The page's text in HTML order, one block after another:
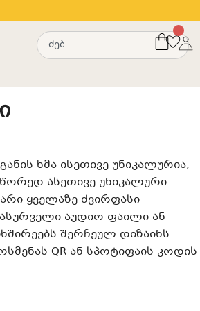
ხმა ისეთივე უნიკალურია,
ასეთივე უნიკალური
ყველაზე ძვირფასი
აუდიო ფაილი ან
შერჩეულ დიზაინს
QR ან სპოტიფაის კოდის